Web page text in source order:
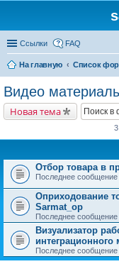
Ссылки FAQ
На главную Список
Видео
Новая тема
Отбор товара в
Последнее сообщение
Оприходование
Sarmat_op
Последнее сообщение
Визуализатор
Последнее сообщение